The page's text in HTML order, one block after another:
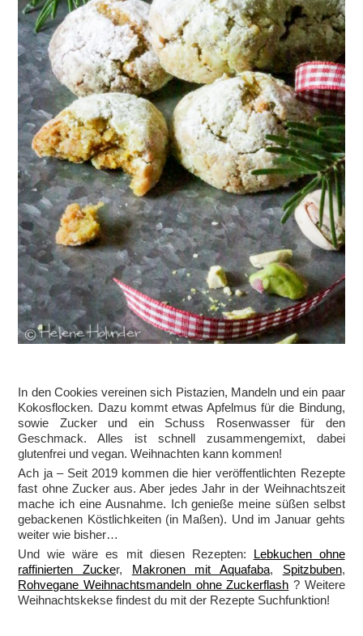
In den Cookies vereinen sich Pistazien, Mandeln und ein paar
Kokosflocken. Dazu kommt etwas Apfelmus für die Bindung,
sowie Zucker und ein Schuss Rosenwasser für den
Geschmack. Alles ist schnell zusammengemixt, dabei
glutenfrei und vegan. Weihnachten kann kommen!
Ach ja – Seit 2019 kommen die hier veröffentlichten Rezepte
fast ohne Zucker aus. Aber jedes Jahr in der Weihnachtszeit
mache ich eine Ausnahme. Ich genieße meine süßen selbst
gebackenen Köstlichkeiten (in Maßen). Und im Januar gehts
weiter wie bisher…
Und wie wäre es mit diesen Rezepten: Lebkuchen ohne
raffinierten Zucker, Makronen mit Aquafaba, Spitzbuben,
Rohvegane Weihnachtsmandeln ohne Zuckerflash ? Weitere
Weihnachtskekse findest du mit der Rezepte Suchfunktion!